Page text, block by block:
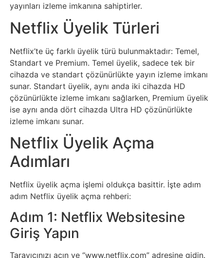
Elektronik
Cihazlar
Facebook
Felsefe
Finans
Genel
Gezi
Gizem
Grafik
yayınları izleme imkanına sahiptirler.
Netflix Üyelik Türleri
Netflix’te üç farklı üyelik türü bulunmaktadır: Temel,
Standart ve Premium. Temel üyelik, sadece tek bir
cihazda ve standart çözünürlükte yayın izleme imkanı
sunar. Standart üyelik, aynı anda iki cihazda HD
çözünürlükte izleme imkanı sağlarken, Premium üyelik
ise aynı anda dört cihazda Ultra HD çözünürlükte
izleme imkanı sunar.
Netflix Üyelik Açma
Adımları
Netflix üyelik açma işlemi oldukça basittir. İşte adım
adım Netflix üyelik açma rehberi:
Adım 1: Netflix Websitesine
Giriş Yapın
Tarayıcınızı açın ve “www.netflix.com” adresine gidin.